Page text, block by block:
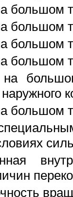
большом
большом
большом
большом
большом